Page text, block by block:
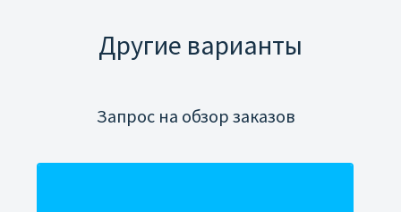
Другие варианты
Запрос на обзор заказов